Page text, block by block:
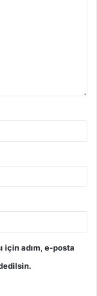
için adım, e-posta